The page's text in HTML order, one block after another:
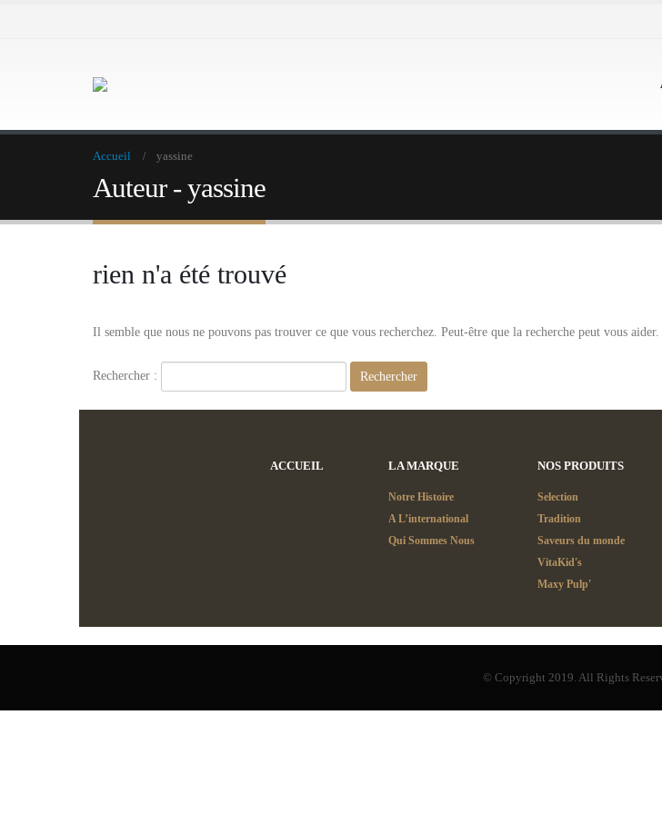
Accueil yassine
Auteur - yassine
rien n'a été trouvé
Il semble que nous ne pouvons pas trouver ce que vous recherchez. Peut-être que la recherche peut vous aider.
Rechercher :
ACCUEIL LA MARQUE
Notre Histoire
A L’international
Qui Sommes Nous
NOS PRODUITS
Selection
Tradition
Saveurs du monde
VitaKid's
Maxy Pulp'
© Copyright 2019. All Rights